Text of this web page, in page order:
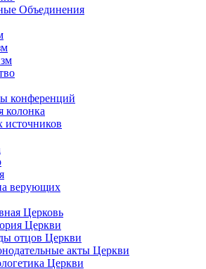
Объединения
конференций
колонка
источников
верующих
Церковь
Церкви
отцов Церкви
акты Церкви
Церкви